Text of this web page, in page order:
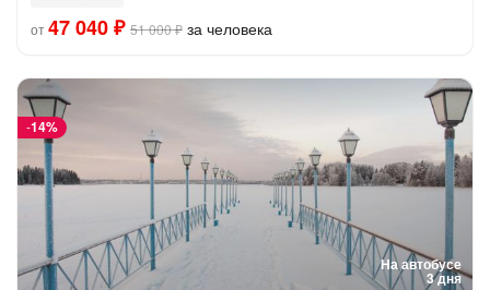
от47 040 ₽ 51 000 ₽ за человека
На автобусе
3 дня
-14%